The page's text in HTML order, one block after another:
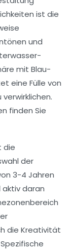
ist die
und
mit Blau-
eine Fülle von
finden Sie
die
der
3-4 Jahren
aktiv daran
die Kreativität